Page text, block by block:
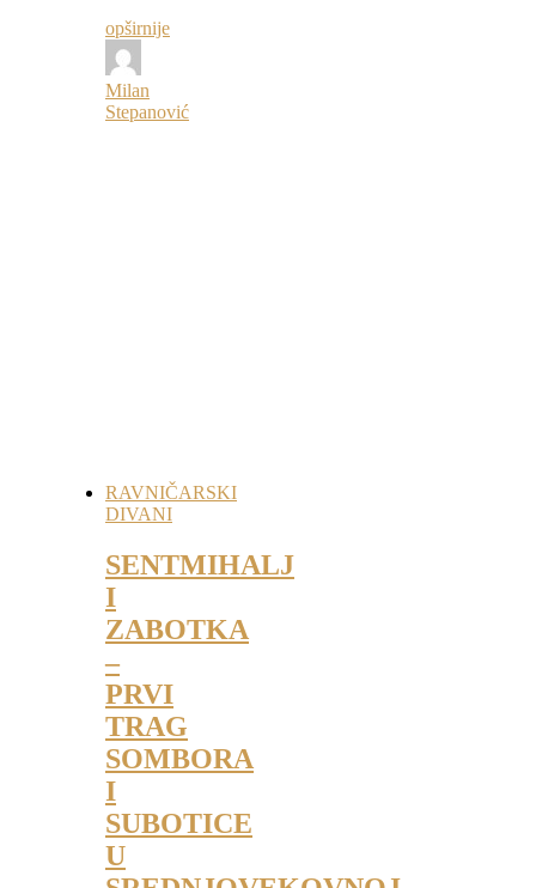
opširnije
Milan
Stepanović
RAVNIČARSKI
DIVANI
SENTMIHALJ
I
ZABOTKA
–
PRVI
TRAG
SOMBORA
I
SUBOTICE
U